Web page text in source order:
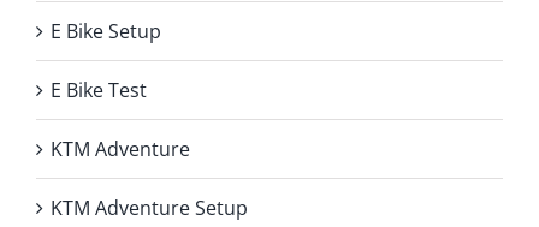
E Bike Setup
E Bike Test
KTM Adventure
KTM Adventure Setup